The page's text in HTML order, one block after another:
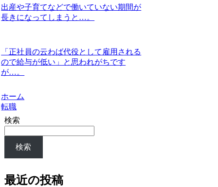
出産や子育てなどで働いていない期間が
長きになってしまうと…。
「正社員の云わば代役として雇用される
ので給与が低い」と思われがちです
が…。
ホーム
転職
検索
検索
最近の投稿